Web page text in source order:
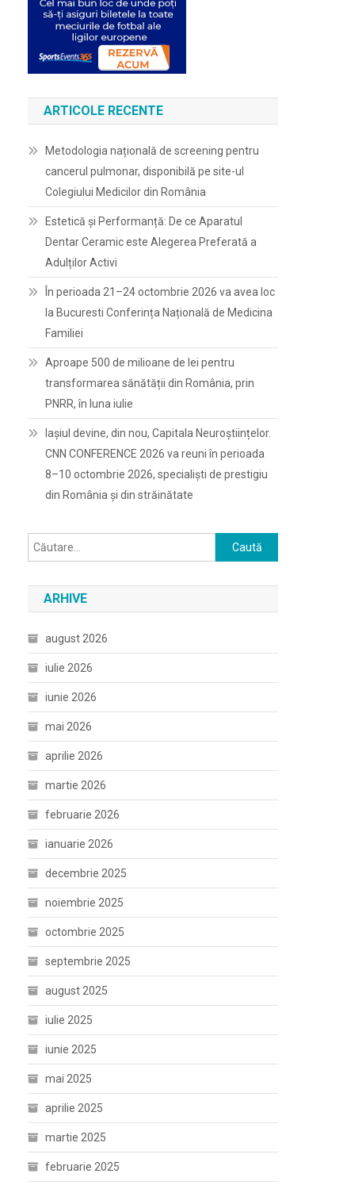
ARTICOLE RECENTE
Metodologia națională de screening pentru
cancerul pulmonar, disponibilă pe site-ul
Colegiului Medicilor din România
Estetică și Performanță: De ce Aparatul
Dentar Ceramic este Alegerea Preferată a
Adulților Activi
În perioada 21–24 octombrie 2026 va avea loc
la Bucuresti Conferința Națională de Medicina
Familiei
Aproape 500 de milioane de lei pentru
transformarea sănătății din România, prin
PNRR, în luna iulie
Iașiul devine, din nou, Capitala Neuroștiințelor.
CNN CONFERENCE 2026 va reuni în perioada
8–10 octombrie 2026, specialiști de prestigiu
din România și din străinătate
Caută
după:
ARHIVE
august 2026
iulie 2026
iunie 2026
mai 2026
aprilie 2026
martie 2026
februarie 2026
ianuarie 2026
decembrie 2025
noiembrie 2025
octombrie 2025
septembrie 2025
august 2025
iulie 2025
iunie 2025
mai 2025
aprilie 2025
martie 2025
februarie 2025